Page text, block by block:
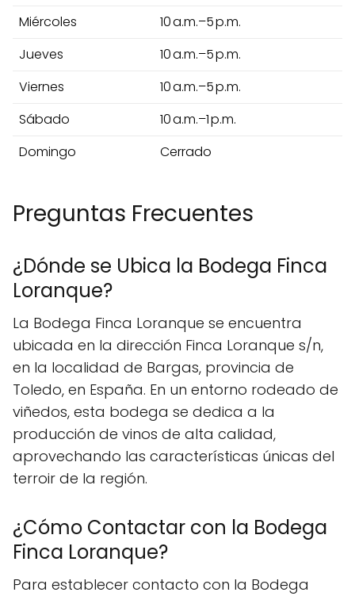
Miércoles
10 a.m.–5 p.m.
Jueves
10 a.m.–5 p.m.
Viernes
10 a.m.–5 p.m.
Sábado
10 a.m.–1 p.m.
Domingo
Cerrado
Preguntas Frecuentes
¿Dónde se Ubica la Bodega Finca
Loranque?
La Bodega Finca Loranque se encuentra
ubicada en la dirección Finca Loranque s/n,
en la localidad de Bargas, provincia de
Toledo, en España. En un entorno rodeado de
viñedos, esta bodega se dedica a la
producción de vinos de alta calidad,
aprovechando las características únicas del
terroir de la región.
¿Cómo Contactar con la Bodega
Finca Loranque?
Para establecer contacto con la Bodega